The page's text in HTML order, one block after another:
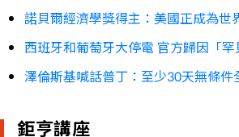
諾貝爾經濟學獎得主：美國正成為世
西班牙和葡萄牙大停電 官方歸因「罕
澤倫斯基喊話普丁：至少30天無條件
鉅亨講座